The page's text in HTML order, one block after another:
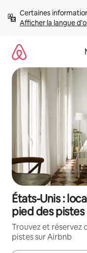
directement
Afficher la langue
États-Unis :
pied des pistes
Trouvez et réservez
pistes sur Airbnb